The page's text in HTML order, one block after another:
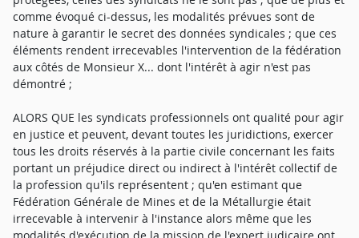
comme évoqué ci-dessus, les modalités prévues sont de
nature à garantir le secret des données syndicales ; que ces
éléments rendent irrecevables l'intervention de la fédération
aux côtés de Monsieur X... dont l'intérêt à agir n'est pas
démontré ;
ALORS QUE les syndicats professionnels ont qualité pour agir
en justice et peuvent, devant toutes les juridictions, exercer
tous les droits réservés à la partie civile concernant les faits
portant un préjudice direct ou indirect à l'intérêt collectif de
la profession qu'ils représentent ; qu'en estimant que
Fédération Générale de Mines et de la Métallurgie était
irrecevable à intervenir à l'instance alors même que les